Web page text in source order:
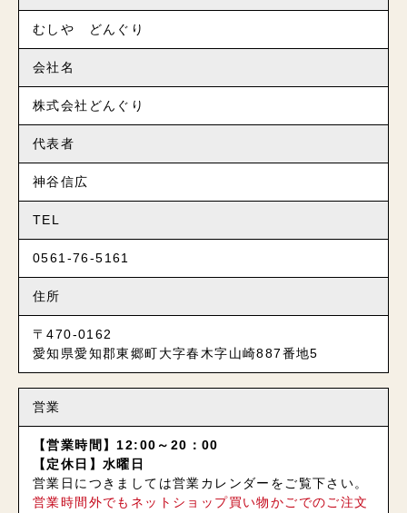
むしや どんぐり
会社名
株式会社どんぐり
代表者
神谷信広
TEL
0561-76-5161
住所
〒470-0162
愛知県愛知郡東郷町大字春木字山崎887番地5
営業
【営業時間】12:00～20：00
【定休日】水曜日
営業日につきましては営業カレンダーをご覧下さい。
営業時間外でもネットショップ買い物かごでのご注文